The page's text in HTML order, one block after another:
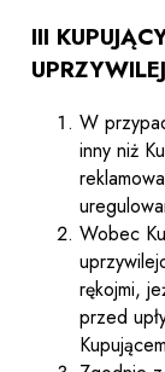
III
W
inny niż
Wobec
rękojmi,
przed